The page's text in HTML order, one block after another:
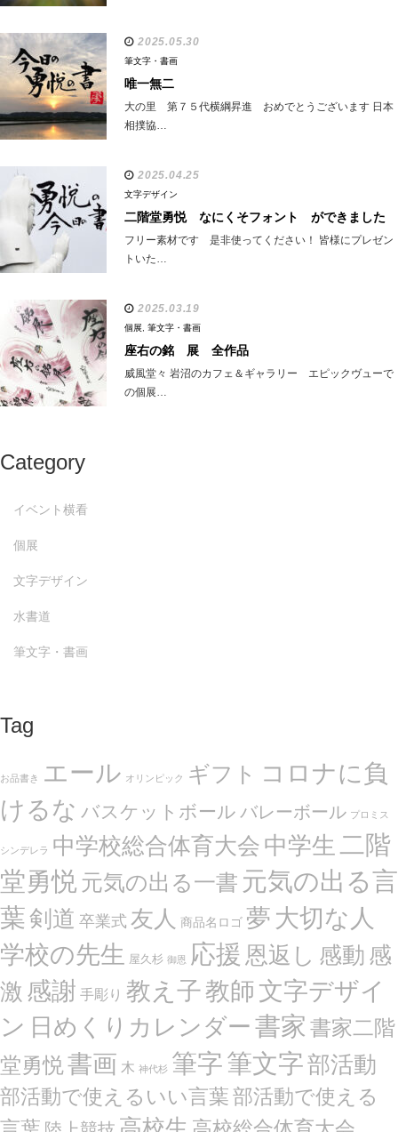
2025.05.30
筆文字・書画
唯一無二
大の里 第７５代横綱昇進 おめでとうございます 日本
相撲協…
2025.04.25
文字デザイン
二階堂勇悦 なにくそフォント ができました
フリー素材です 是非使ってください！ 皆様にプレゼン
トいた…
2025.03.19
個展, 筆文字・書画
座右の銘 展 全作品
威風堂々 岩沼のカフェ＆ギャラリー エピックヴューで
の個展…
Category
イベント横看
個展
文字デザイン
水書道
筆文字・書画
Tag
お品書き エール オリンピック ギフト コロナに負
けるな バスケットボール バレーボール プロミス
シンデレラ 中学校総合体育大会 中学生 二階
堂勇悦 元気の出る一書 元気の出る言
葉剣道 卒業式 友人 商品名ロゴ 夢 大切な人
学校の先生 屋久杉 御恩 応援 恩返し 感動 感
激 感謝 手彫り 教え子教師文字デザイ
ン 日めくりカレンダー 書家 書家二階
堂勇悦書画 木 神代杉 筆字筆文字部活動
部活動で使えるいい言葉部活動で使える